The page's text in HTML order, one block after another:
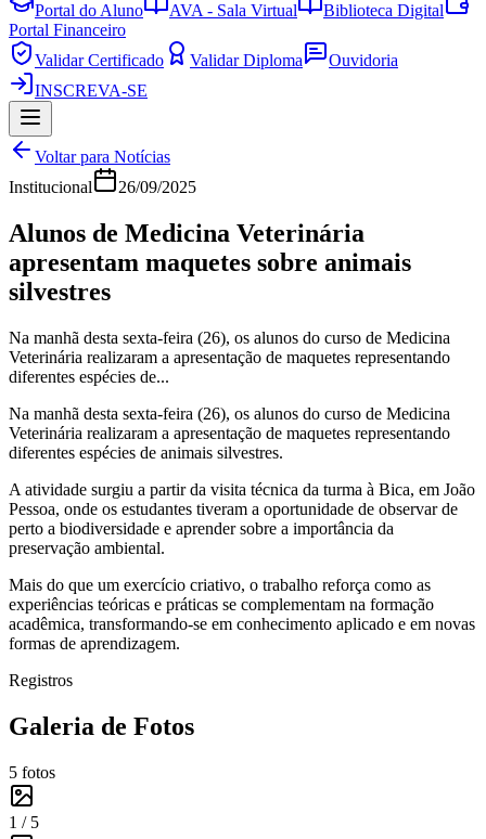
Portal do Aluno
AVA - Sala Virtual
Biblioteca Digital
Portal Financeiro
Validar Certificado
Validar Diploma
Ouvidoria
INSCREVA-SE
Voltar para Notícias
Institucional
26/09/2025
Alunos de Medicina Veterinária
apresentam maquetes sobre animais
silvestres
Na manhã desta sexta-feira (26), os alunos do curso de Medicina
Veterinária realizaram a apresentação de maquetes representando
diferentes espécies de...
Na manhã desta sexta-feira (26), os alunos do curso de Medicina
Veterinária realizaram a apresentação de maquetes representando
diferentes espécies de animais silvestres.
A atividade surgiu a partir da visita técnica da turma à Bica, em João
Pessoa, onde os estudantes tiveram a oportunidade de observar de
perto a biodiversidade e aprender sobre a importância da
preservação ambiental.
Mais do que um exercício criativo, o trabalho reforça como as
experiências teóricas e práticas se complementam na formação
acadêmica, transformando-se em conhecimento aplicado e em novas
formas de aprendizagem.
Registros
Galeria de Fotos
5 fotos
1 / 5